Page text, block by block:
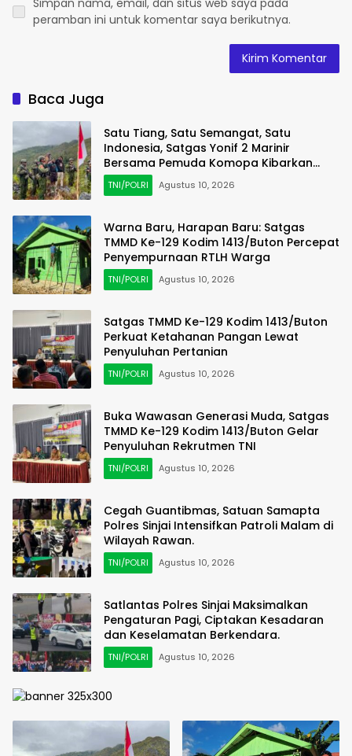
Simpan nama, email, dan situs web saya pada
peramban ini untuk komentar saya berikutnya.
Baca Juga
Satu Tiang, Satu Semangat, Satu
Indonesia, Satgas Yonif 2 Marinir
Bersama Pemuda Komopa Kibarkan
Merah Putih
TNI/POLRI Agustus 10, 2026
Warna Baru, Harapan Baru: Satgas
TMMD Ke-129 Kodim 1413/Buton Percepat
Penyempurnaan RTLH Warga
TNI/POLRI Agustus 10, 2026
Satgas TMMD Ke-129 Kodim 1413/Buton
Perkuat Ketahanan Pangan Lewat
Penyuluhan Pertanian
TNI/POLRI Agustus 10, 2026
Buka Wawasan Generasi Muda, Satgas
TMMD Ke-129 Kodim 1413/Buton Gelar
Penyuluhan Rekrutmen TNI
TNI/POLRI Agustus 10, 2026
Cegah Guantibmas, Satuan Samapta
Polres Sinjai Intensifkan Patroli Malam di
Wilayah Rawan.
TNI/POLRI Agustus 10, 2026
Satlantas Polres Sinjai Maksimalkan
Pengaturan Pagi, Ciptakan Kesadaran
dan Keselamatan Berkendara.
TNI/POLRI Agustus 10, 2026